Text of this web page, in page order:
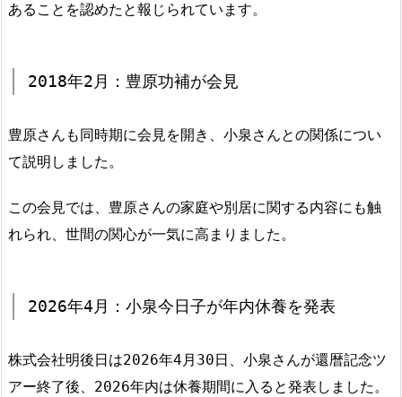
あることを認めたと報じられています。
2018年2月：豊原功補が会見
豊原さんも同時期に会見を開き、小泉さんとの関係につい
て説明しました。
この会見では、豊原さんの家庭や別居に関する内容にも触
れられ、世間の関心が一気に高まりました。
2026年4月：小泉今日子が年内休養を発表
株式会社明後日は2026年4月30日、小泉さんが還暦記念ツ
アー終了後、2026年内は休養期間に入ると発表しました。